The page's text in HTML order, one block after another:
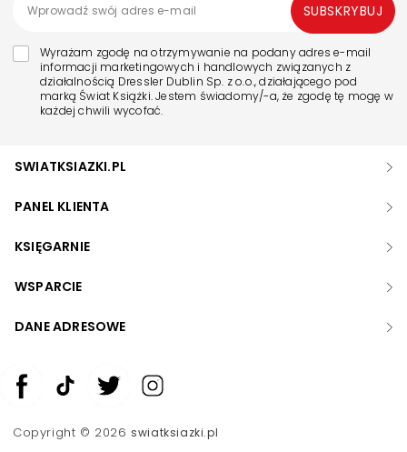
Wyrażam zgodę na otrzymywanie na podany adres e-mail
informacji marketingowych i handlowych związanych z
działalnością Dressler Dublin Sp. z o.o., działającego pod
marką Świat Książki. Jestem świadomy/-a, że zgodę tę mogę w
każdej chwili wycofać.
SUBSKRYBUJ
SWIATKSIAZKI.PL
PANEL KLIENTA
KSIĘGARNIE
WSPARCIE
DANE ADRESOWE
Copyright © 2026swiatksiazki.pl
Zwiększ rozmiar czcionki